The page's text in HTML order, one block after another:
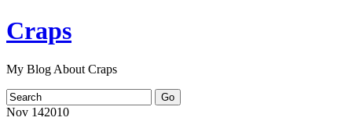
Craps
My Blog About Craps
Nov 142010